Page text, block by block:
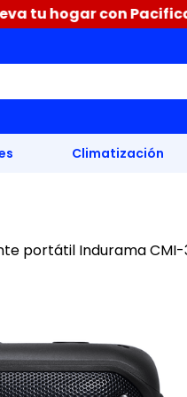
Pacificard hasta el
Climatización
portátil Indurama CMI-